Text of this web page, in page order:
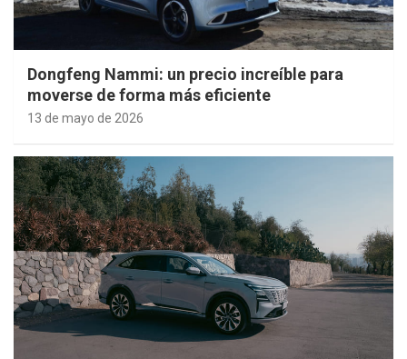
Dongfeng Nammi: un precio increíble para
moverse de forma más eficiente
13 de mayo de 2026